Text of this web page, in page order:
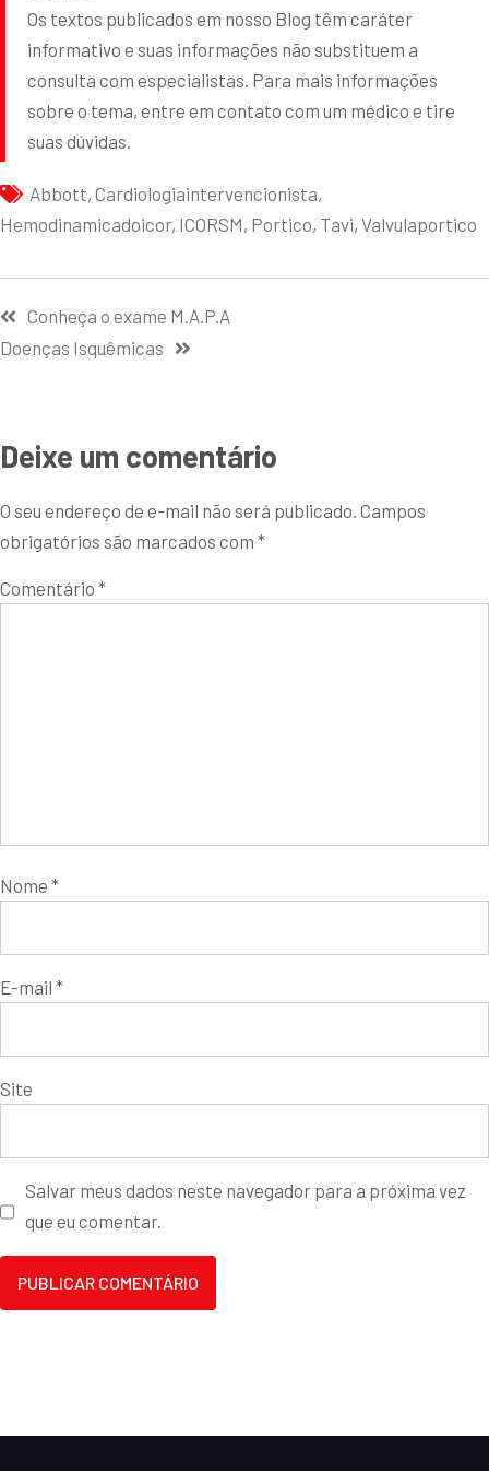
Os textos publicados em nosso Blog têm caráter
informativo e suas informações não substituem a
consulta com especialistas. Para mais informações
sobre o tema, entre em contato com um médico e tire
suas dúvidas.
Abbott, Cardiologiaintervencionista,
Hemodinamicadoicor, ICORSM, Portico, Tavi, Valvulaportico
Conheça o exame M.A.P.A
Doenças Isquêmicas
Deixe um comentário
O seu endereço de e-mail não será publicado. Campos
obrigatórios são marcados com *
Comentário *
Nome *
E-mail *
Site
Salvar meus dados neste navegador para a próxima vez
que eu comentar.